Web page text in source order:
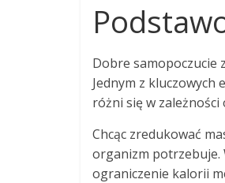
Dobre samopoczucie
Jednym z
różni się w zależności
Chcąc zredukować
organizm potrzebuje.
ograniczenie kalorii